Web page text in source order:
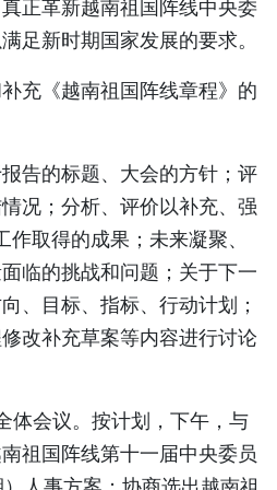
正革新越南祖国阵线中央委
足新时期国家发展的要求。
充《越南祖国阵线章程》的
告的标题、大会的方针；评
况；分析、评价以补充、强
取得的成果；未来凝聚、
临的挑战和问题；关于下一
、目标、指标、行动计划；
改补充草案等内容进行讨论
体会议。按计划，下午，与
祖国阵线第十一届中央委员